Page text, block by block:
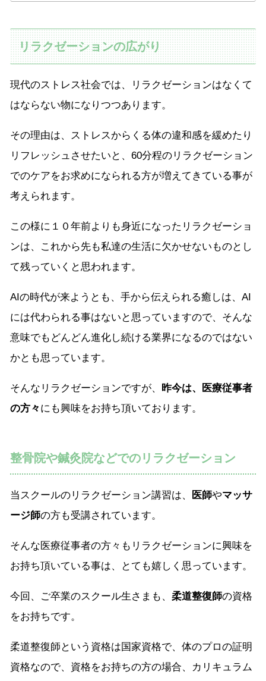
リラクゼーションの広がり
現代のストレス社会では、リラクゼーションはなくて
はならない物になりつつあります。
その理由は、ストレスからくる体の違和感を緩めたり
リフレッシュさせたいと、60分程のリラクゼーション
でのケアをお求めになられる方が増えてきている事が
考えられます。
この様に１０年前よりも身近になったリラクゼーショ
ンは、これから先も私達の生活に欠かせないものとし
て残っていくと思われます。
AIの時代が来ようとも、手から伝えられる癒しは、AI
には代わられる事はないと思っていますので、そんな
意味でもどんどん進化し続ける業界になるのではない
かとも思っています。
そんなリラクゼーションですが、 昨今は、医療従事者
の方々 にも興味をお持ち頂いております。
整骨院や鍼灸院などでのリラクゼーション
当スクールのリラクゼーション講習は、 医師やマッサ
ージ師の方も受講されています。
そんな医療従事者の方々もリラクゼーションに興味を
お持ち頂いている事は、とても嬉しく思っています。
今回、ご卒業のスクール生さまも、 柔道整復師の資格
をお持ちです。
柔道整復師という資格は国家資格で、体のプロの証明
資格なので、資格をお持ちの方の場合、カリキュラム